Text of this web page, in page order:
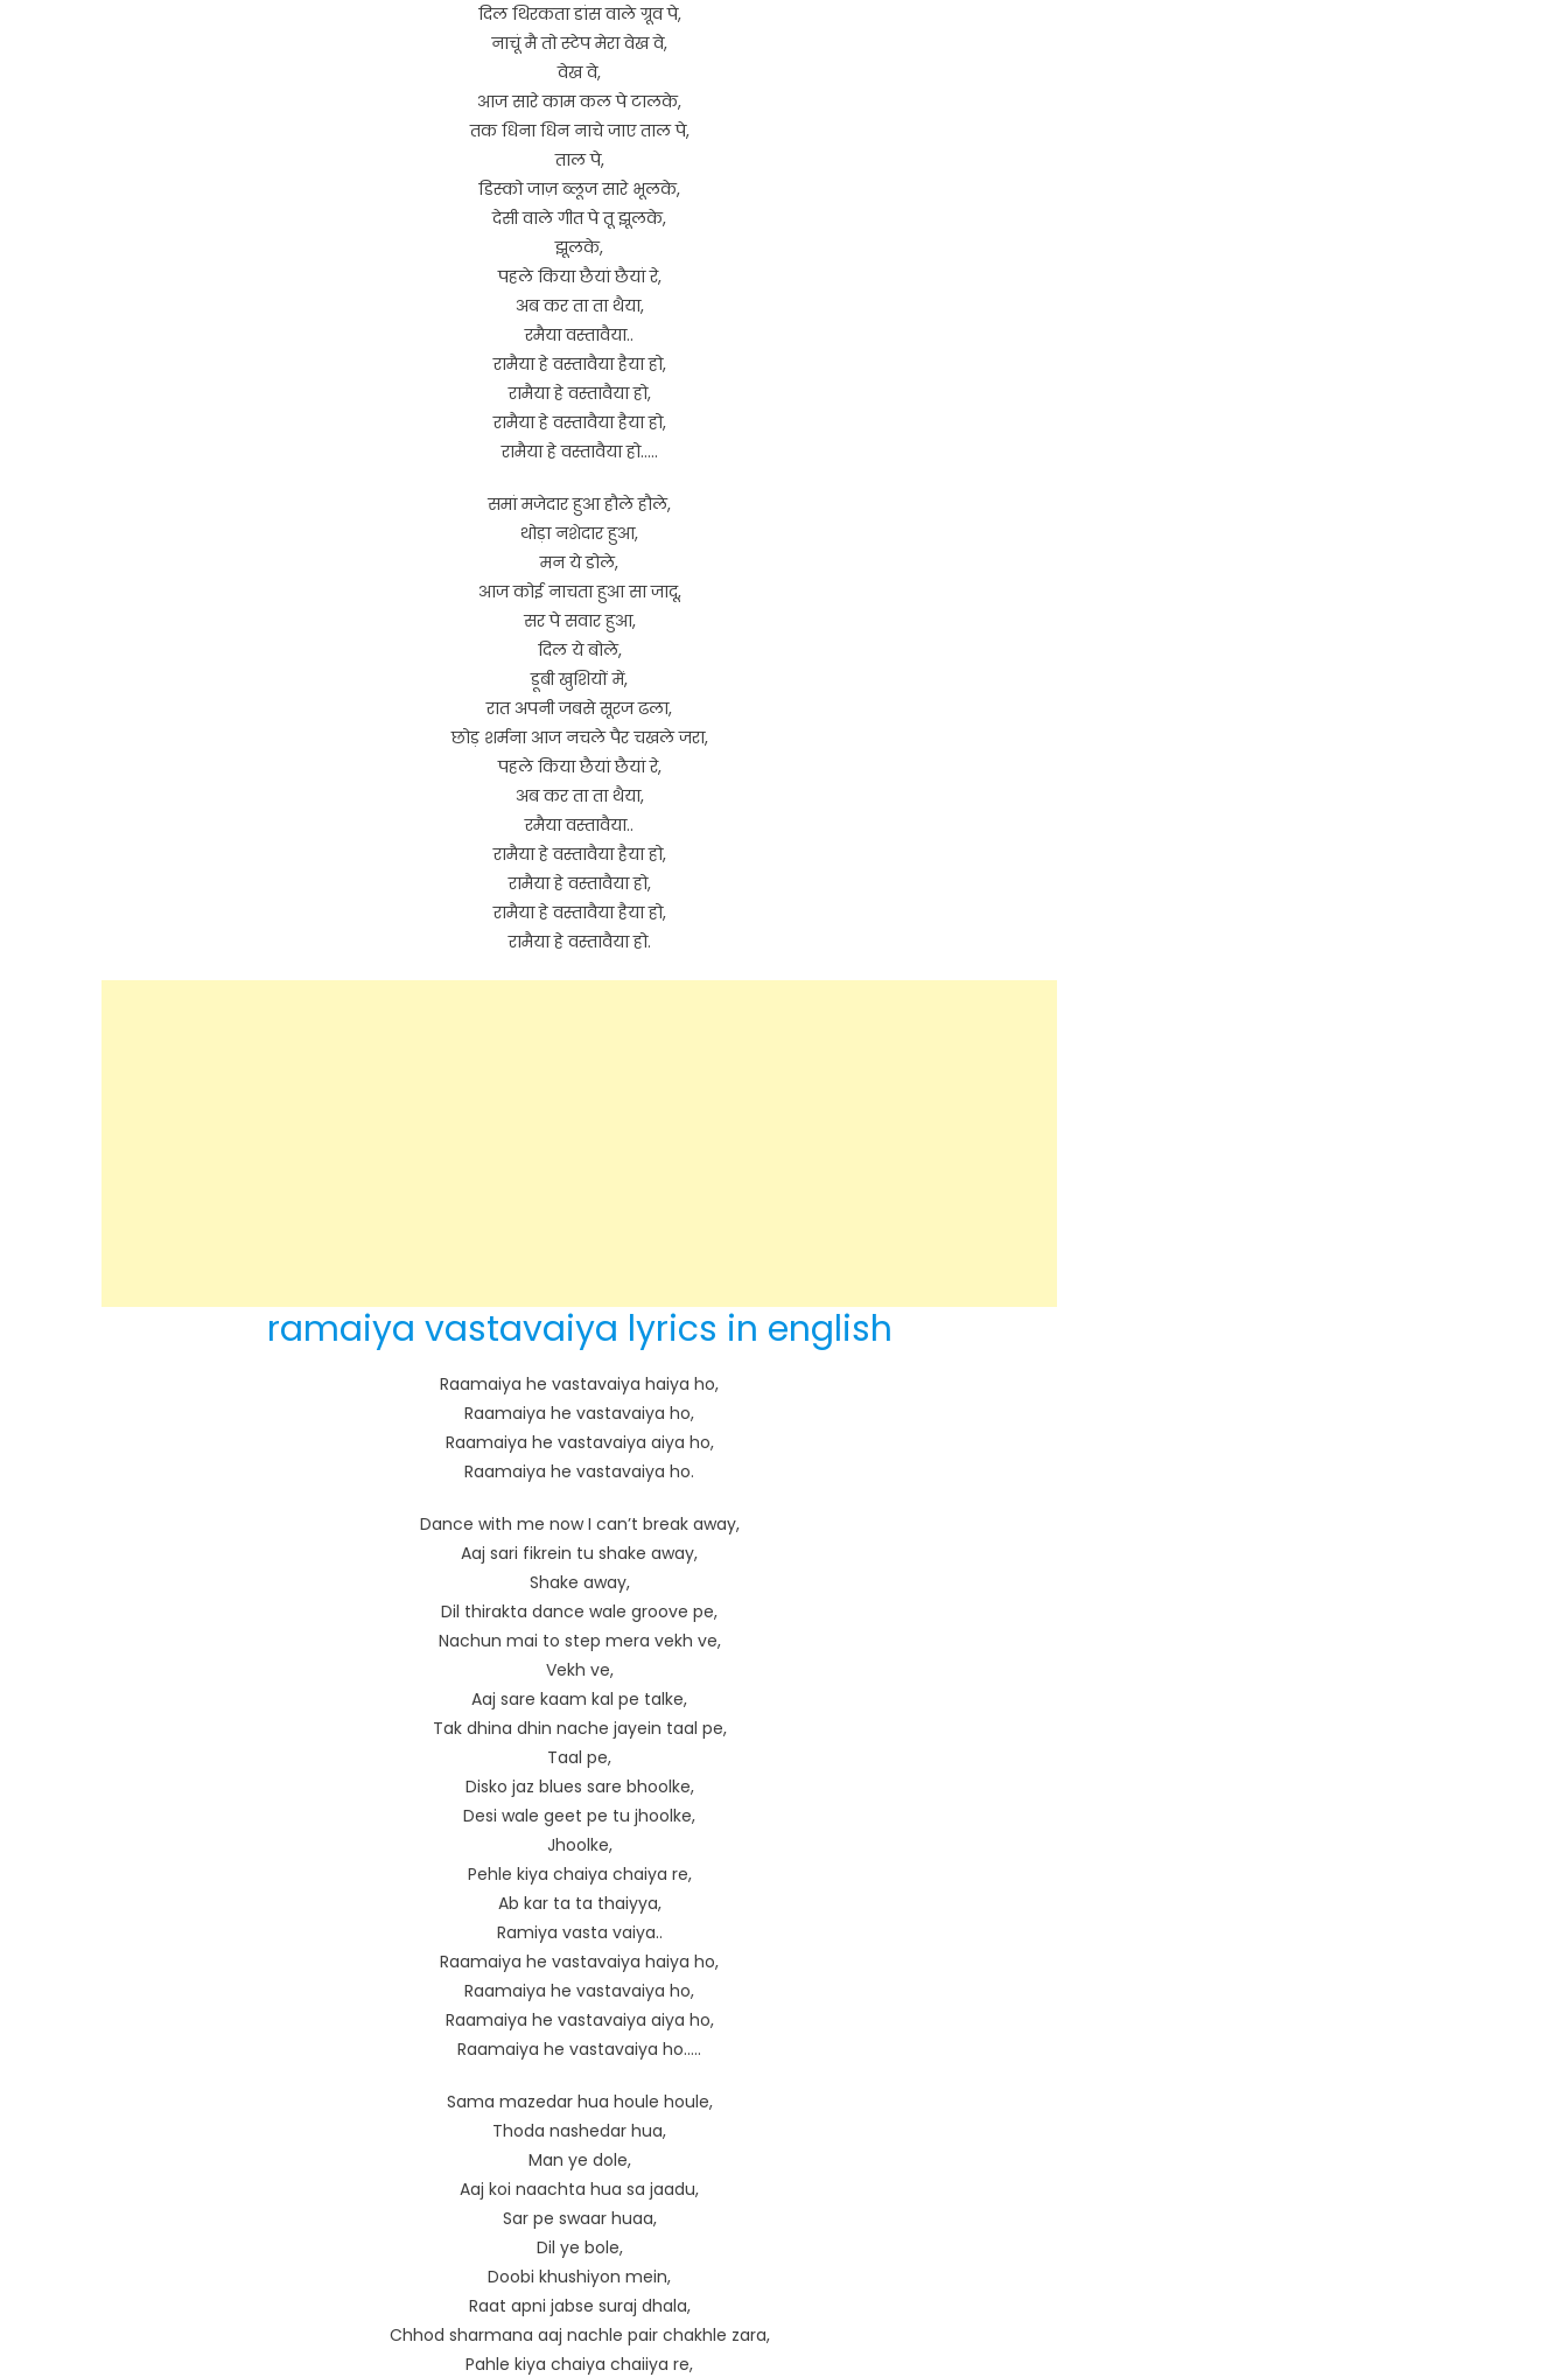
दिल थिरकता डांस वाले ग्रूव पे,
नाचूं मै तो स्टेप मेरा वेख वे,
वेख वे,
आज सारे काम कल पे टालके,
तक धिना धिन नाचे जाए ताल पे,
ताल पे,
डिस्को जाज़ ब्लूज सारे भूलके,
देसी वाले गीत पे तू झूलके,
झूलके,
पहले किया छैयां छैयां रे,
अब कर ता ता थैया,
रमैया वस्तावैया..
रामैया हे वस्तावैया हैया हो,
रामैया हे वस्तावैया हो,
रामैया हे वस्तावैया हैया हो,
रामैया हे वस्तावैया हो…..
समां मजेदार हुआ हौले हौले,
थोड़ा नशेदार हुआ,
मन ये डोले,
आज कोई नाचता हुआ सा जादू,
सर पे सवार हुआ,
दिल ये बोले,
डूबी खुशियों में,
रात अपनी जबसे सूरज ढला,
छोड़ शर्मना आज नचले पैर चखले जरा,
पहले किया छैयां छैयां रे,
अब कर ता ता थैया,
रमैया वस्तावैया..
रामैया हे वस्तावैया हैया हो,
रामैया हे वस्तावैया हो,
रामैया हे वस्तावैया हैया हो,
रामैया हे वस्तावैया हो.
ramaiya vastavaiya lyrics in english
Raamaiya he vastavaiya haiya ho,
Raamaiya he vastavaiya ho,
Raamaiya he vastavaiya aiya ho,
Raamaiya he vastavaiya ho.
Dance with me now I can’t break away,
Aaj sari fikrein tu shake away,
Shake away,
Dil thirakta dance wale groove pe,
Nachun mai to step mera vekh ve,
Vekh ve,
Aaj sare kaam kal pe talke,
Tak dhina dhin nache jayein taal pe,
Taal pe,
Disko jaz blues sare bhoolke,
Desi wale geet pe tu jhoolke,
Jhoolke,
Pehle kiya chaiya chaiya re,
Ab kar ta ta thaiyya,
Ramiya vasta vaiya..
Raamaiya he vastavaiya haiya ho,
Raamaiya he vastavaiya ho,
Raamaiya he vastavaiya aiya ho,
Raamaiya he vastavaiya ho…..
Sama mazedar hua houle houle,
Thoda nashedar hua,
Man ye dole,
Aaj koi naachta hua sa jaadu,
Sar pe swaar huaa,
Dil ye bole,
Doobi khushiyon mein,
Raat apni jabse suraj dhala,
Chhod sharmana aaj nachle pair chakhle zara,
Pahle kiya chaiya chaiiya re,